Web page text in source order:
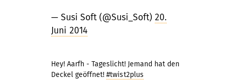
— Susi Soft (@Susi_Soft) 20.
Juni 2014
Hey! Aarfh - Tageslicht! Jemand hat den
Deckel geöffnet! #twist2plus